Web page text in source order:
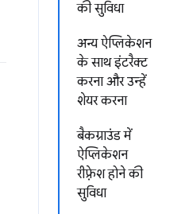
की सुविधा
अन्य ऐप्लिकेशन
के साथ इंटरैक्ट
करना और उन्हें
शेयर करना
बैकग्राउंड में
ऐप्लिकेशन
रीफ़्रेश होने की
सुविधा